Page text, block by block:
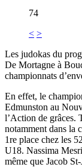
74
< >
Les judokas du
De Mortagne à
championnats
En effet, le
Edmunston au
l’Action de grâces.
notamment dans la
1re place chez les
U18. Nassima
même que Jacob